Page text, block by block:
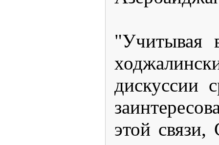
"Учитывая
дискуссии
этой связи,